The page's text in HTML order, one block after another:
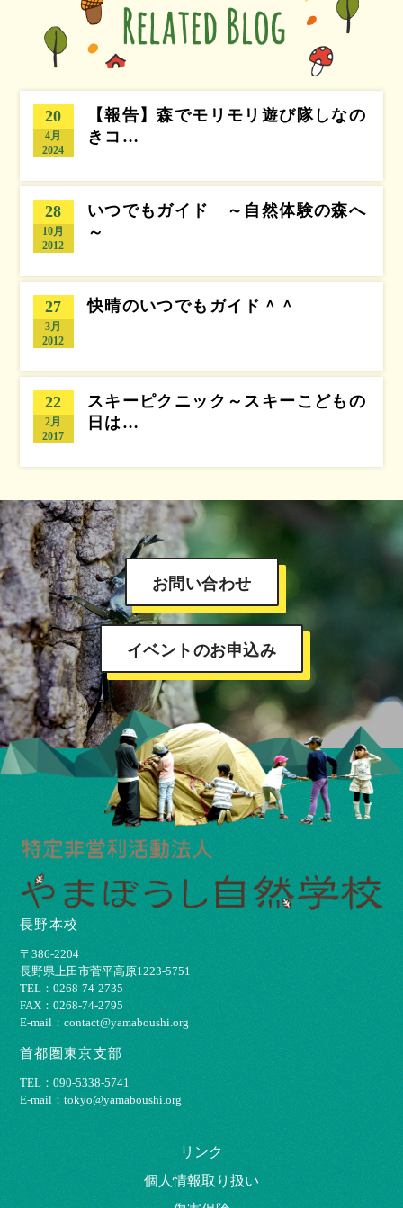
20
4月
2024
【報告】森でモリモリ遊び隊しなの
きコ…
28
10月
2012
いつでもガイド ～自然体験の森へ
～
27
3月
2012
快晴のいつでもガイド＾＾
22
2月
2017
スキーピクニック～スキーこどもの
日は…
お問い合わせ
イベントのお申込み
長野本校
〒386-2204
⻑野県上⽥市菅平⾼原1223-5751
TEL：0268-74-2735
FAX：0268-74-2795
E-mail：contact@yamaboushi.org
首都圏東京支部
TEL：090-5338-5741
E-mail：tokyo@yamaboushi.org
リンク
個⼈情報取り扱い